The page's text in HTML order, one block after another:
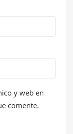
y web en
comente.